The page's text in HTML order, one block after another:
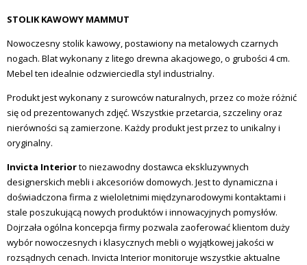
STOLIK KAWOWY MAMMUT
Nowoczesny stolik kawowy, postawiony na metalowych czarnych
nogach. Blat wykonany z litego drewna akacjowego, o grubości 4 cm.
Mebel ten idealnie odzwierciedla styl industrialny.
Produkt jest wykonany z surowców naturalnych, przez co może różnić
się od prezentowanych zdjęć. Wszystkie przetarcia, szczeliny oraz
nierówności są zamierzone. Każdy produkt jest przez to unikalny i
oryginalny.
Invicta Interiorto niezawodny dostawca ekskluzywnych
designerskich mebli i akcesoriów domowych. Jest to dynamiczna i
doświadczona firma z wieloletnimi międzynarodowymi kontaktami i
stale poszukującą nowych produktów i innowacyjnych pomysłów.
Dojrzała ogólna koncepcja firmy pozwala zaoferować klientom duży
wybór nowoczesnych i klasycznych mebli o wyjątkowej jakości w
rozsądnych cenach. Invicta Interior monitoruje wszystkie aktualne